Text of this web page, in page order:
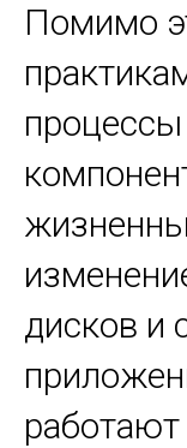
Помимо
дисков и